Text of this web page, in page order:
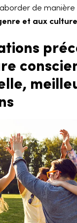
de manière
et aux